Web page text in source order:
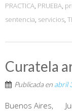
PRACTICA, PRUEBA,
sentencia, servicios,
Curatela
Publicada en abril
Buenos Aires,